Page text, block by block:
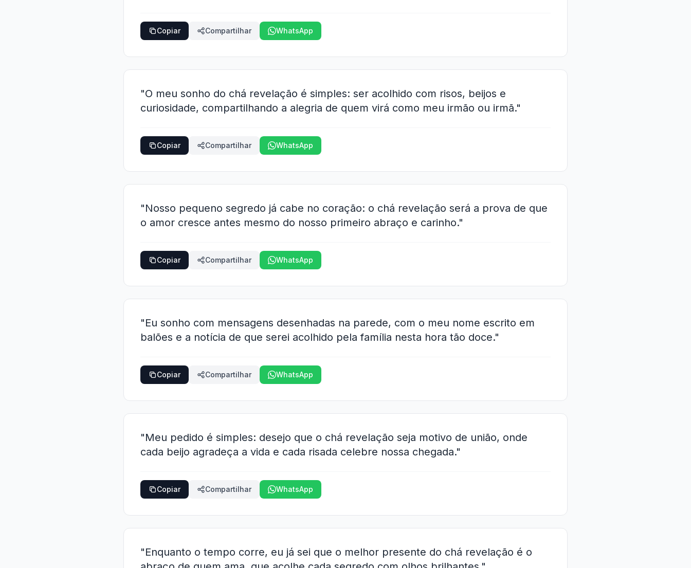
Copiar Compartilhar WhatsApp
"O meu sonho do chá revelação é simples: ser acolhido com risos, beijos e
curiosidade, compartilhando a alegria de quem virá como meu irmão ou irmã."
Copiar Compartilhar WhatsApp
"Nosso pequeno segredo já cabe no coração: o chá revelação será a prova de que
o amor cresce antes mesmo do nosso primeiro abraço e carinho."
Copiar Compartilhar WhatsApp
"Eu sonho com mensagens desenhadas na parede, com o meu nome escrito em
balões e a notícia de que serei acolhido pela família nesta hora tão doce."
Copiar Compartilhar WhatsApp
"Meu pedido é simples: desejo que o chá revelação seja motivo de união, onde
cada beijo agradeça a vida e cada risada celebre nossa chegada."
Copiar Compartilhar WhatsApp
"Enquanto o tempo corre, eu já sei que o melhor presente do chá revelação é o